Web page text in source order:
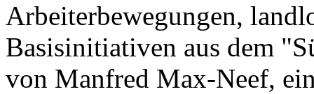
Arbeiterbewegungen,
Basisinitiativen aus dem
von Manfred Max-Neef,